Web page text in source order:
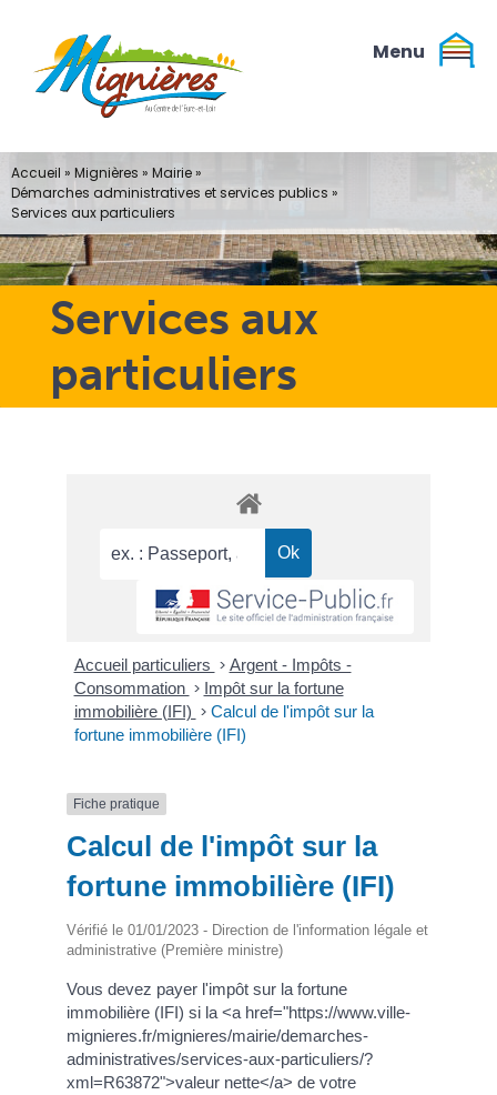
contenu
Services aux
particuliers
Accueil » Mignières » Mairie»
Démarches administratives et services publics »
Services aux particuliers
Accueil particuliers > Argent - Impôts -
Consommation > Impôt sur la fortune
immobilière (IFI) > Calcul de l'impôt sur la
fortune immobilière (IFI)
Fiche pratique
Calcul de l'impôt sur la
fortune immobilière (IFI)
Vérifié le 01/01/2023 - Direction de l'information légale et
administrative (Première ministre)
Vous devez payer l'impôt sur la fortune
immobilière (IFI) si la <a href="https://www.ville-
mignieres.fr/mignieres/mairie/demarches-
administratives/services-aux-particuliers/?
xml=R63872">valeur nette</a> de votre